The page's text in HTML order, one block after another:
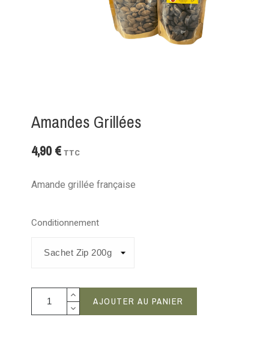
Amandes Grillées
4,90 € TTC
Amande grillée française
Conditionnement
AJOUTER AU PANIER